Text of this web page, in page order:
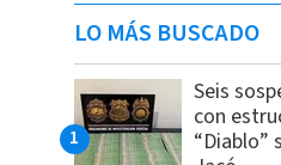
LO MÁS BUSCADO
Seis
con
“Diablo”